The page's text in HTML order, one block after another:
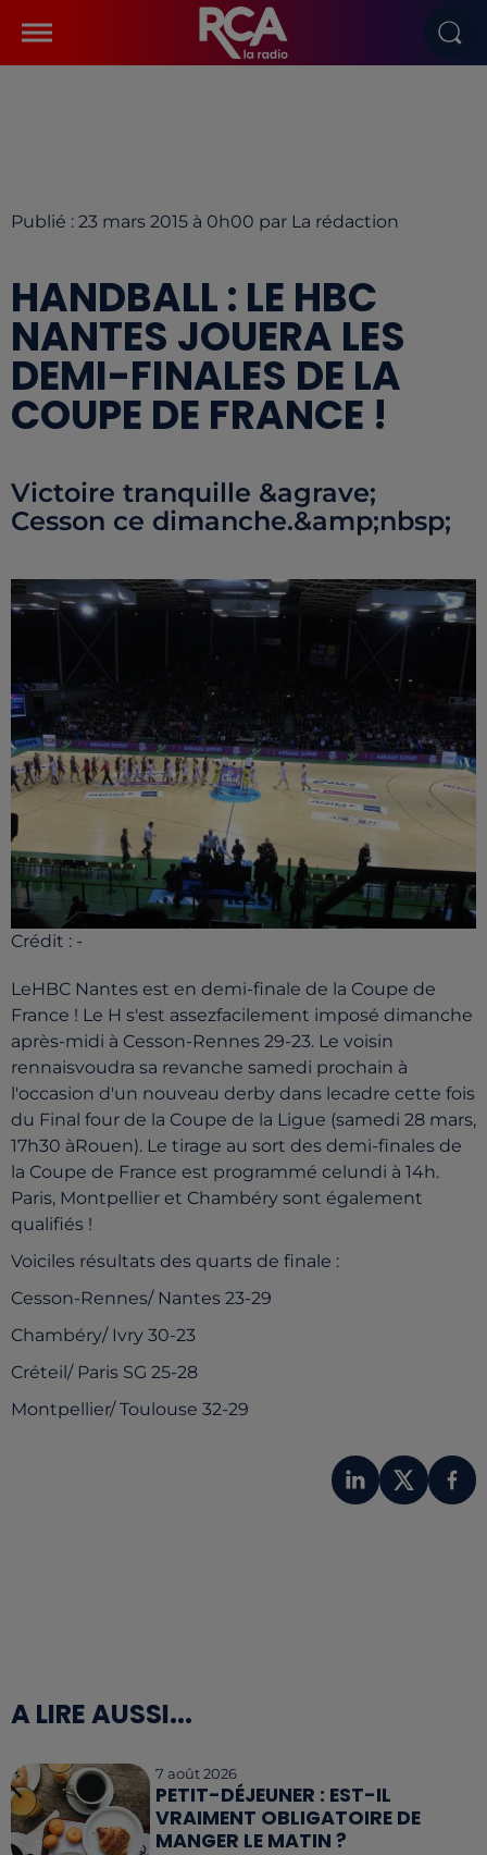
Publié : 23 mars 2015 à 0h00 par La rédaction
HANDBALL : LE HBC
NANTES JOUERA LES
DEMI-FINALES DE LA
COUPE DE FRANCE !
Victoire tranquille &agrave;
Cesson ce dimanche.&amp;nbsp;
Crédit : -
LeHBC Nantes est en demi-finale de la Coupe de
France ! Le H s'est assezfacilement imposé dimanche
après-midi à Cesson-Rennes 29-23. Le voisin
rennaisvoudra sa revanche samedi prochain à
l'occasion d'un nouveau derby dans lecadre cette fois
du Final four de la Coupe de la Ligue (samedi 28 mars,
17h30 àRouen). Le tirage au sort des demi-finales de
la Coupe de France est programmé celundi à 14h.
Paris, Montpellier et Chambéry sont également
qualifiés !
Voiciles résultats des quarts de finale :
Cesson-Rennes/ Nantes 23-29
Chambéry/ Ivry 30-23
Créteil/ Paris SG 25-28
Montpellier/ Toulouse 32-29
A LIRE AUSSI...
7 août 2026
PETIT-DÉJEUNER : EST-IL
VRAIMENT OBLIGATOIRE DE
MANGER LE MATIN ?